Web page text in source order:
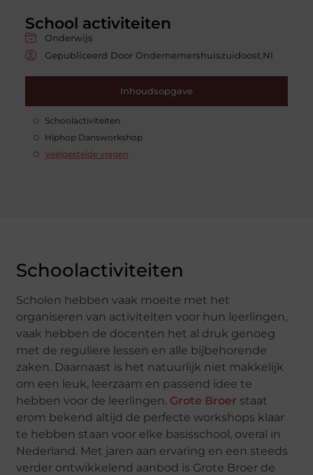
School activiteiten
Onderwijs
Gepubliceerd Door Ondernemershuiszuidoost.nl
Inhoudsopgave
Schoolactiviteiten
Hiphop Dansworkshop
Veelgestelde vragen
Schoolactiviteiten
Scholen hebben vaak moeite met het
organiseren van activiteiten voor hun leerlingen,
vaak hebben de docenten het al druk genoeg
met de reguliere lessen en alle bijbehorende
zaken. Daarnaast is het natuurlijk niet makkelijk
om een leuk, leerzaam en passend idee te
hebben voor de leerlingen. Grote Broer staat
erom bekend altijd de perfecte workshops klaar
te hebben staan voor elke basisschool, overal in
Nederland. Met jaren aan ervaring en een steeds
verder ontwikkelend aanbod is Grote Broer de